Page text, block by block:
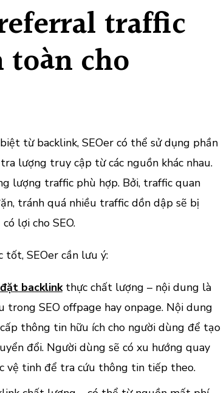
traffic
toàn cho
từ backlink, SEOer có thể sử dụng phần
lượng truy cập từ các nguồn khác nhau.
lượng traffic phù hợp. Bởi, traffic quan
tránh quá nhiều traffic dồn dập sẽ bị
lợi cho SEO.
SEOer cần lưu ý:
đặt backlinkthực chất lượng – nội dung là
SEO offpage hay onpage. Nội dung
thông tin hữu ích cho người dùng để tạo
đổi. Người dùng sẽ có xu hướng quay
vệ tinh để tra cứu thông tin tiếp theo.